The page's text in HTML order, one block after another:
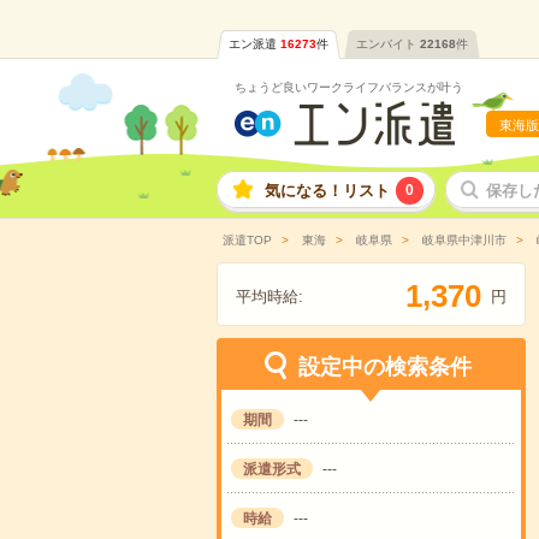
エン派遣 16273件 エンバイト 22168件
ちょうど良いワークライフバランスが叶う
東海版
気になる！リスト 0 保存し
派遣TOP 東海 岐阜県 岐阜県中津川市
平均時給: 1,370 円
設定中の検索条件
期間 ---
派遣形式 ---
時給 ---